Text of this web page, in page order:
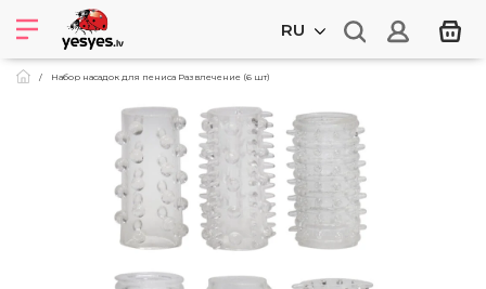
RU
Набор насадок для пениса Развлечение (6 шт)